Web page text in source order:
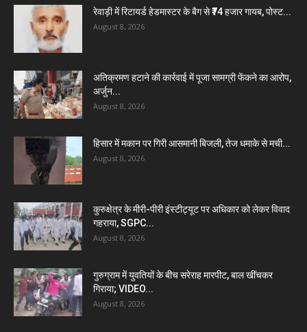
रेवाड़ी में रिटायर्ड हेडमास्टर के बैग से ₹74 हजार गायब, पोस्ट...
August 8, 2026
अतिक्रमण हटाने की कार्रवाई में पूजा सामग्री फेंकने का आरोप,
अर्जुन...
August 8, 2026
हिसार में मकान पर गिरी आसमानी बिजली, तेज धमाके से मची...
August 8, 2026
कुरुक्षेत्र के मीरी-पीरी इंस्टीट्यूट पर अधिकार को लेकर विवाद
गहराया, SGPC...
August 8, 2026
गुरुग्राम में युवतियों के बीच सरेराह मारपीट, बाल खींचकर
गिराया; VIDEO...
August 8, 2026